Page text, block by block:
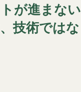
が進まない
技術ではな
価されています。